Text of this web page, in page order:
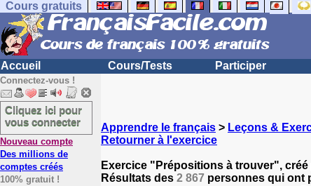
Cours gratuits
Accueil Cours/Tests Participer
Connectez-vous !
Cliquez ici pour
vous connecter
Nouveau compte
Des millions de
comptes créés
100% gratuit !
Apprendre le français > Leçons &
Retourner à l'exercice
Exercice "Prépositions à trouver", créé
Résultats des 2 867 personnes qui ont